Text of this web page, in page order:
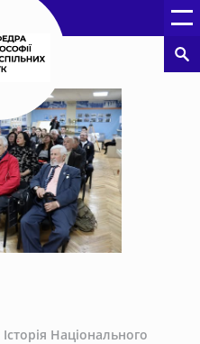
Історія Національного